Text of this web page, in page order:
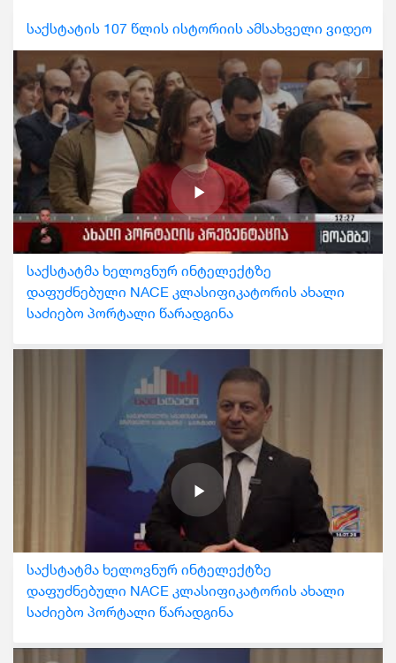
საქსტატის 107 წლის ისტორიის ამსახველი ვიდეო
საქსტატმა ხელოვნურ ინტელექტზე
დაფუძნებული NACE კლასიფიკატორის ახალი
საძიებო პორტალი წარადგინა
საქსტატმა ხელოვნურ ინტელექტზე
დაფუძნებული NACE კლასიფიკატორის ახალი
საძიებო პორტალი წარადგინა